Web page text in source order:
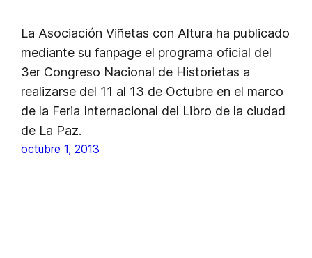
La Asociación Viñetas con Altura ha publicado
mediante su fanpage el programa oficial del
3er Congreso Nacional de Historietas a
realizarse del 11 al 13 de Octubre en el marco
de la Feria Internacional del Libro de la ciudad
de La Paz.
octubre 1, 2013